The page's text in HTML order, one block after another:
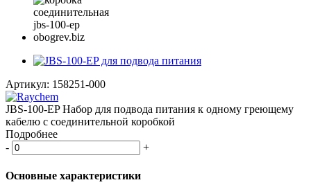
Артикул: 158251-000
JBS-100-EP Набор для подвода питания к одному греющему
кабелю с соединительной коробкой
Подробнее
-
+
Основные характеристики